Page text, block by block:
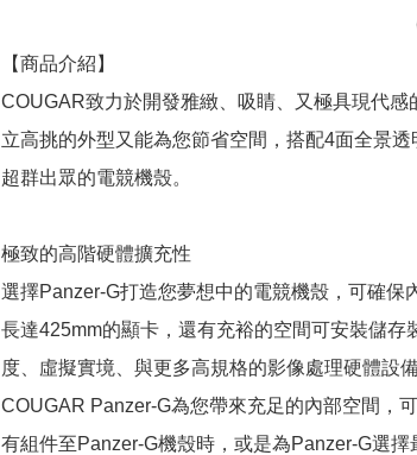
【商品介紹】
COUGAR致力於開發雅緻、吸睛、又極具現代
立高挑的外型又能為您節省空間，搭配4面全景
超群出眾的電競機殼。
極致的高階硬體擴充性
選擇Panzer-G打造您夢想中的電競機殼，可確
長達425mm的顯卡，還有充裕的空間可安裝儲
度、虛擬實境、與更多高規格的影像處理硬體設備
COUGAR Panzer-G為您帶來充足的內部空間，
有組件至Panzer-G機殼時，或是為Panzer-G選